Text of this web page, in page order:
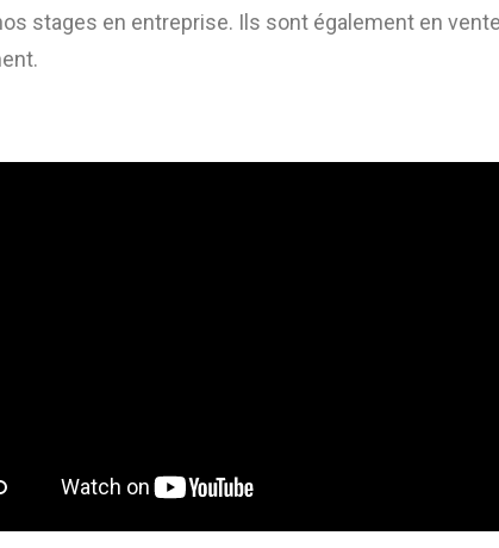
stages en entreprise. Ils sont également en